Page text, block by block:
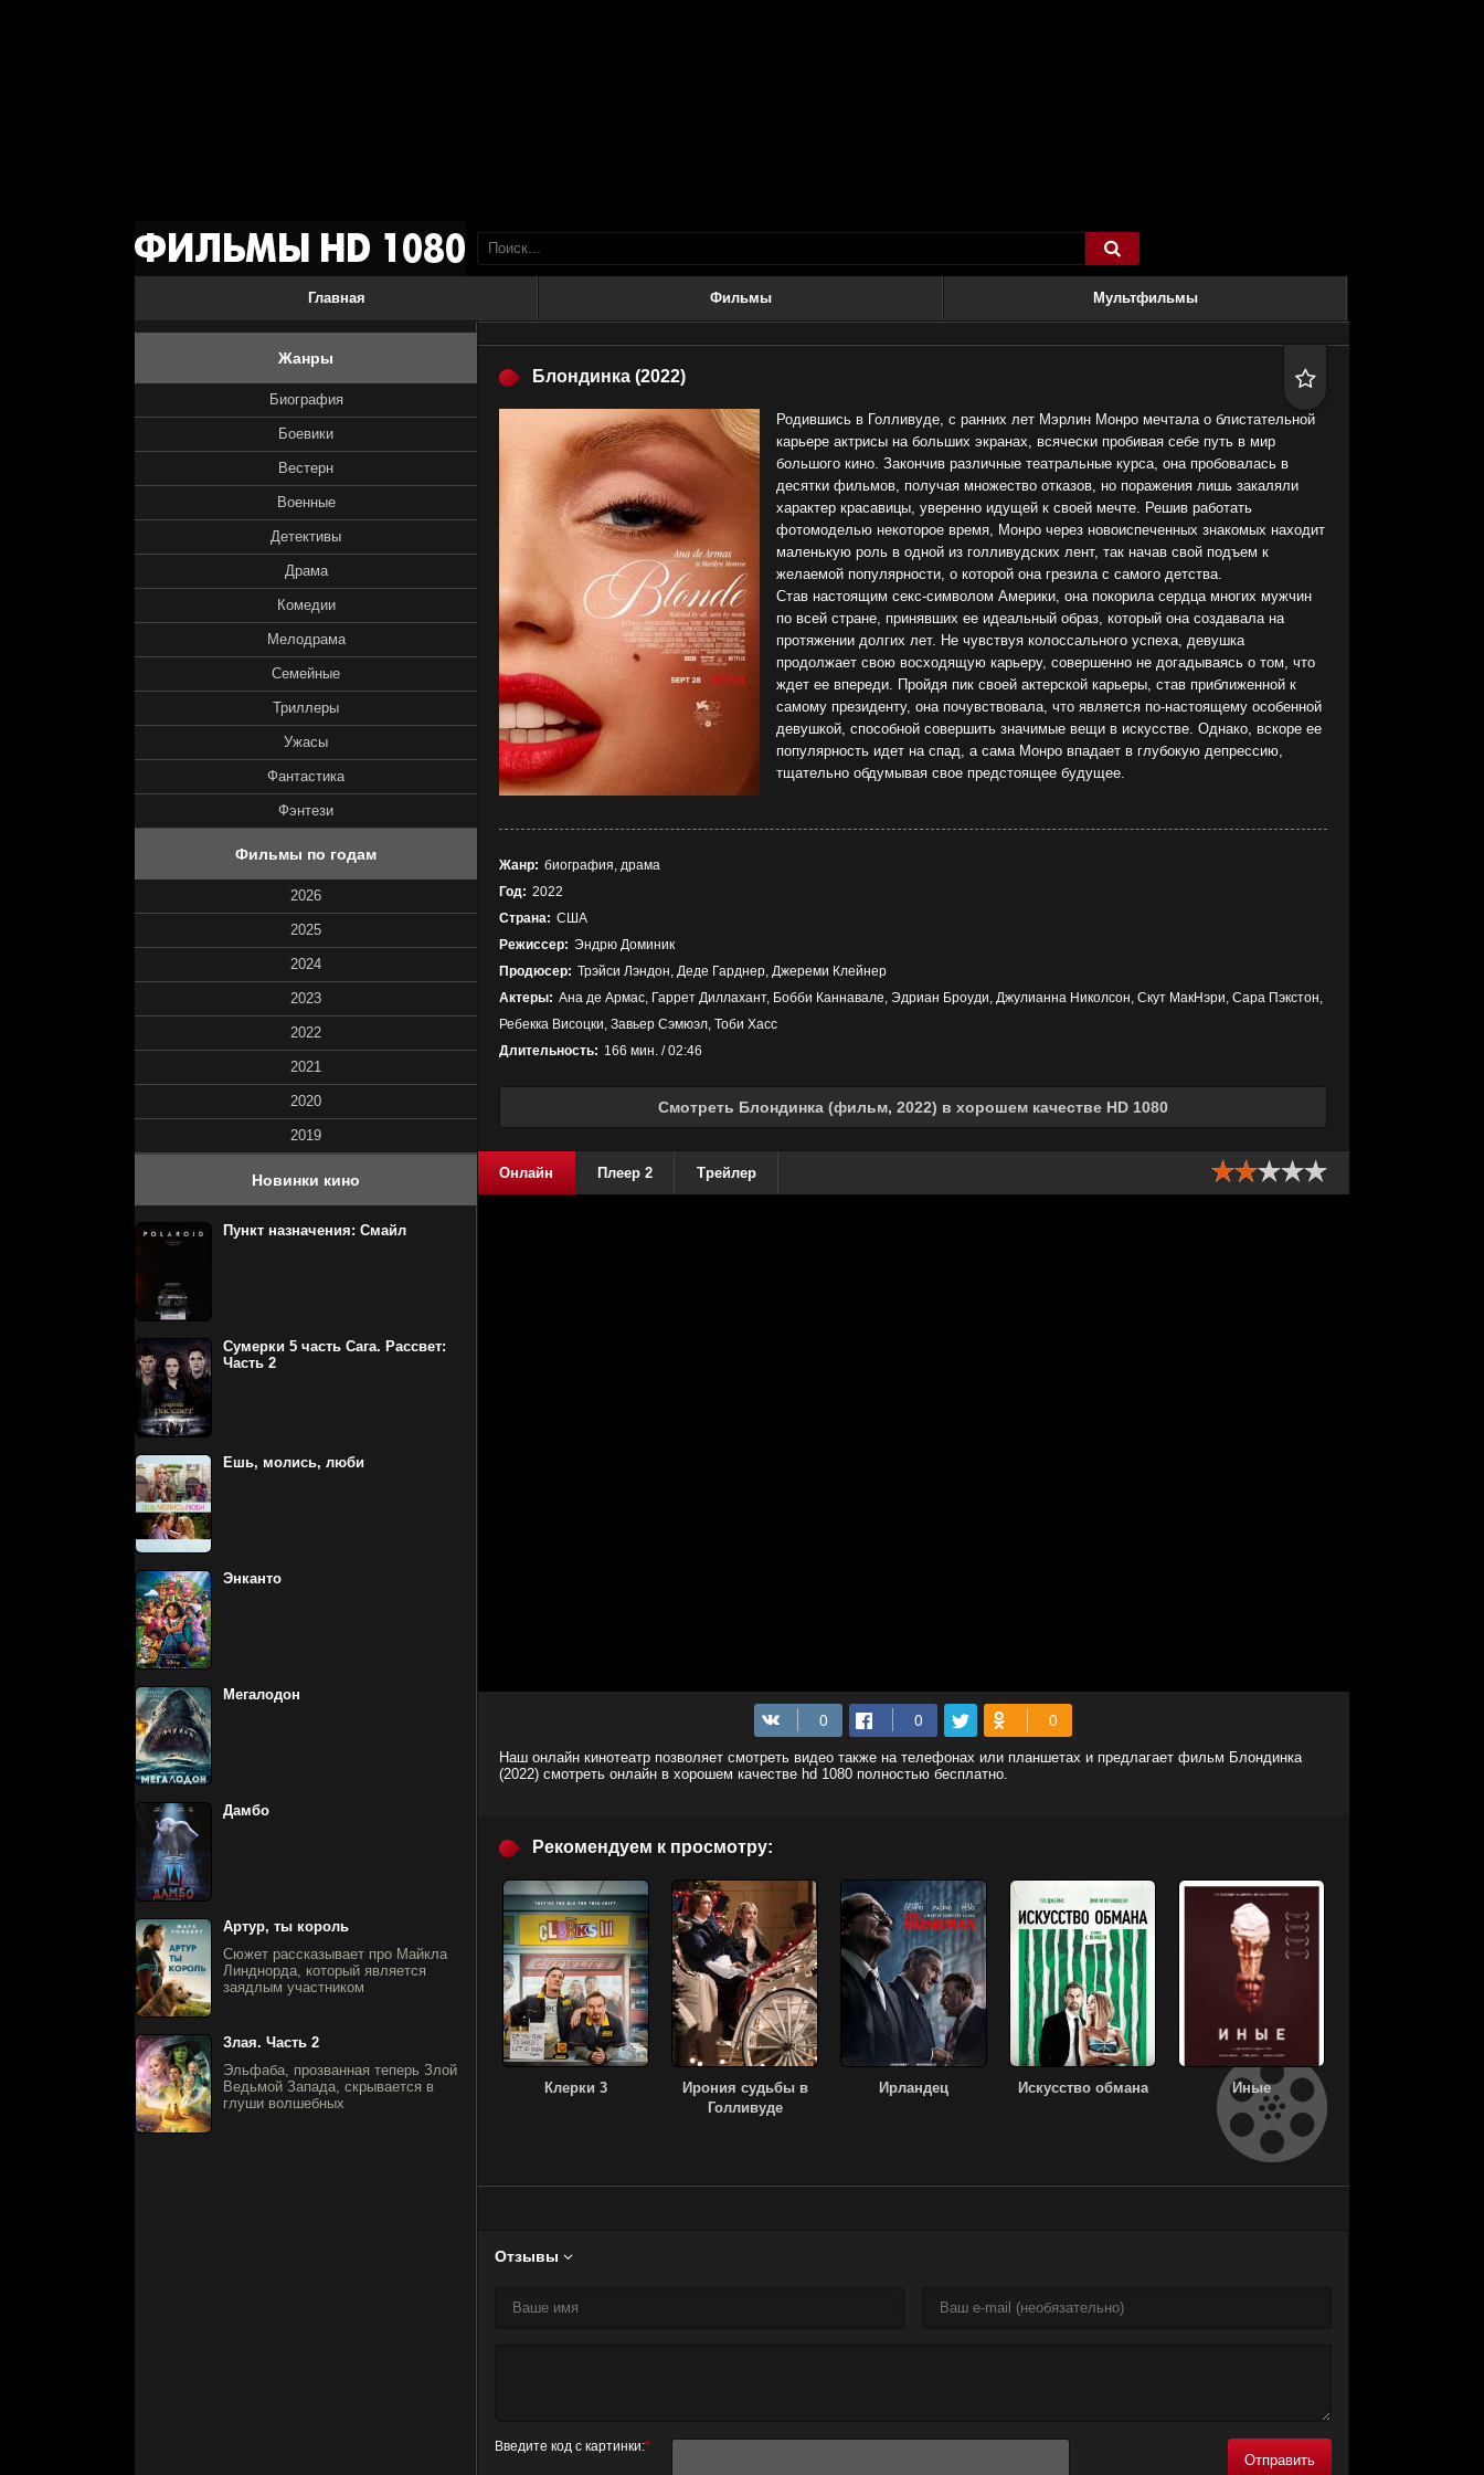

Главная Фильмы Мультфильмы
Блондинка (2022) 
Родившись в Голливуде, с ранних лет Мэрлин Монро мечтала о блистательной
карьере актрисы на больших экранах, всячески пробивая себе путь в мир
большого кино. Закончив различные театральные курса, она пробовалась в
десятки фильмов, получая множество отказов, но поражения лишь закаляли
характер красавицы, уверенно идущей к своей мечте. Решив работать
фотомоделью некоторое время, Монро через новоиспеченных знакомых находит
маленькую роль в одной из голливудских лент, так начав свой подъем к
желаемой популярности, о которой она грезила с самого детства.
Став настоящим секс-символом Америки, она покорила сердца многих мужчин
по всей стране, принявших ее идеальный образ, который она создавала на
протяжении долгих лет. Не чувствуя колоссального успеха, девушка
продолжает свою восходящую карьеру, совершенно не догадываясь о том, что
ждет ее впереди. Пройдя пик своей актерской карьеры, став приближенной к
самому президенту, она почувствовала, что является по-настоящему особенной
девушкой, способной совершить значимые вещи в искусстве. Однако, вскоре ее
популярность идет на спад, а сама Монро впадает в глубокую депрессию,
тщательно обдумывая свое предстоящее будущее.
Жанр: биография, драма
Год: 2022
Страна: США
Режиссер: Эндрю Доминик
Продюсер: Трэйси Лэндон, Деде Гарднер, Джереми Клейнер
Актеры: Ана де Армас, Гаррет Диллахант, Бобби Каннавале, Эдриан Броуди, Джулианна Николсон, Скут МакНэри, Сара Пэкстон,
Ребекка Висоцки, Завьер Сэмюэл, Тоби Хасс
Длительность: 166 мин. / 02:46
Смотреть Блондинка (фильм, 2022) в хорошем качестве HD 1080
Онлайн Плеер 2 Трейлер
Наш онлайн кинотеатр позволяет смотреть видео также на телефонах или планшетах и предлагает фильм Блондинка
(2022) смотреть онлайн в хорошем качестве hd 1080 полностью бесплатно.
Рекомендуем к просмотру:
Клерки 3
Ирония судьбы в
Голливуде
Ирландец Искусство обмана Иные
Отзывы 
Введите код с картинки:*
Отправить
Жанры
Биография
Боевики
Вестерн
Военные
Детективы
Драма
Комедии
Мелодрама
Семейные
Триллеры
Ужасы
Фантастика
Фэнтези
Фильмы по годам
2026
2025
2024
2023
2022
2021
2020
2019
Новинки кино
Пункт назначения: Смайл
Сумерки 5 часть Сага. Рассвет:
Часть 2
Ешь, молись, люби
Энканто
Мегалодон
Дамбо
Артур, ты король
Сюжет рассказывает про Майкла
Линднорда, который является
заядлым участником
Злая. Часть 2
Эльфаба, прозванная теперь Злой
Ведьмой Запада, скрывается в
глуши волшебных